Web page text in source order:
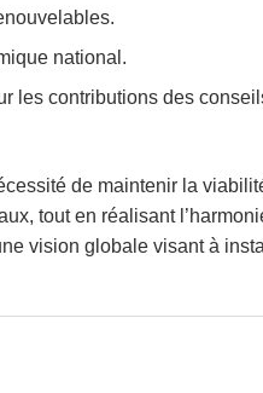
national.
les contributions des
de maintenir la
tout en réalisant
vision globale visant à